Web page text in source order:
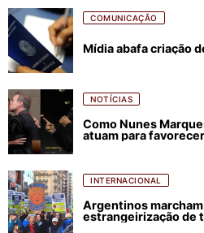
COMUNICAÇÃO
Mídia abafa criação
NOTÍCIAS
Como Nunes
atuam para
INTERNACIONAL
Argentinos
estrangeirização de